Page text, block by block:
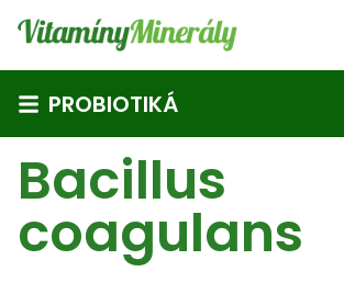
PROBIOTIKÁ
Bacillus
coagulans